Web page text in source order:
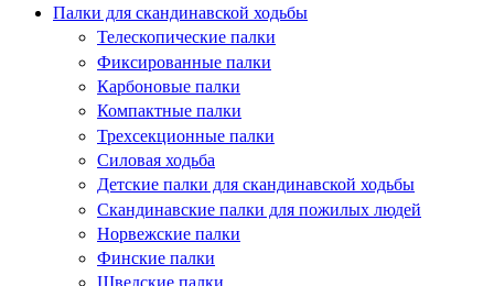
Палки для скандинавской ходьбы
Телескопические палки
Фиксированные палки
Карбоновые палки
Компактные палки
Трехсекционные палки
Силовая ходьба
Детские палки для скандинавской ходьбы
Скандинавские палки для пожилых людей
Норвежские палки
Финские палки